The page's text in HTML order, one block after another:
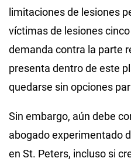
limitaciones de lesiones
víctimas de lesiones
demanda contra la parte
presenta dentro de este
quedarse sin opciones
Sin embargo, aún debe
abogado experimentado
en St. Peters, incluso si